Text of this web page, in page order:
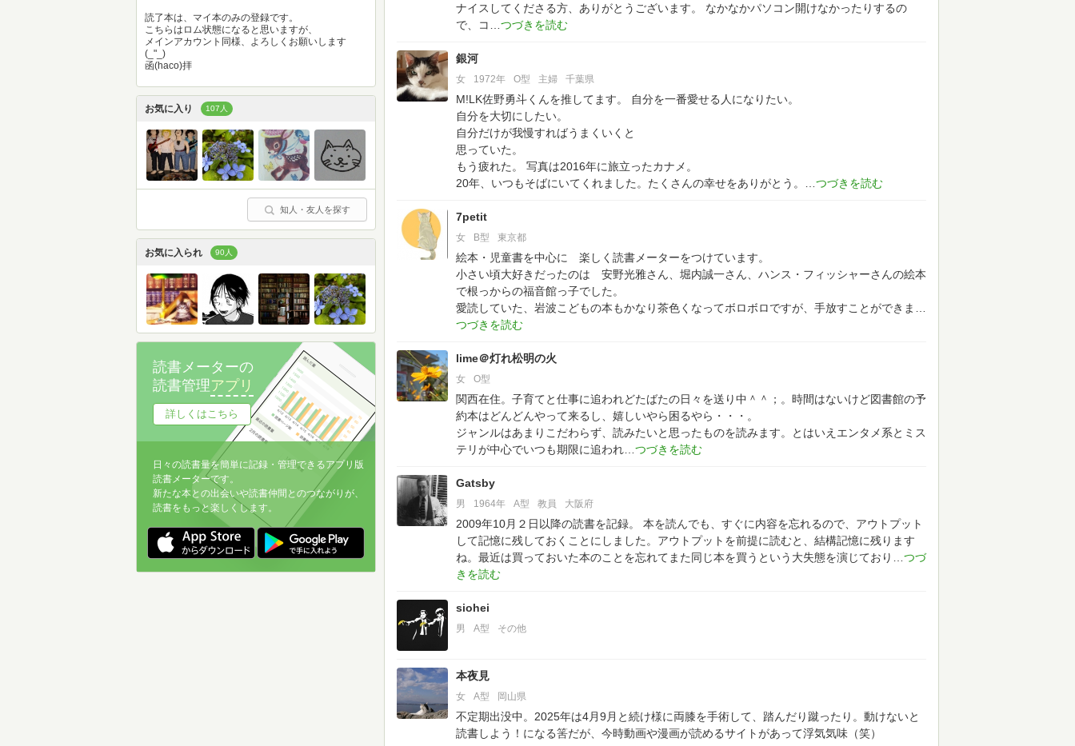
ナイスしてくださる方、ありがとうございます。
なかなかパソコン開けなかったりするの
で、コ
銀河
女 1972年 O型 主婦 千葉県
M!LK佐野勇斗くんを推してます。
自分を一番愛せる人になりたい。
自分を大切にしたい。
自分だけが我慢すればうまくいくと
思っていた。
もう疲れた。
写真は2016年に旅立ったカナメ。
20年、いつもそばにいてくれました。たくさんの幸せをありがとう。
7petit
女 B型 東京都
絵本・児童書を中心に 楽しく読書メーターをつけています。
小さい頃大好きだったのは 安野光雅さん、堀内誠一さん、ハンス・フィッシャーさんの絵本
で根っからの福音館っ子でした。
愛読していた、岩波こどもの本もかなり茶色くなってボロボロですが、手放すことができま
lime＠灯れ松明の火
女 O型
関西在住。子育てと仕事に追われどたばたの日々を送り中＾＾；。時間はないけど図書館の予
約本はどんどんやって来るし、嬉しいやら困るやら・・・。
ジャンルはあまりこだわらず、読みたいと思ったものを読みます。とはいえエンタメ系とミス
テリが中心でいつも期限に追われ
Gatsby
男 1964年 A型 教員 大阪府
2009年10月２日以降の読書を記録。
本を読んでも、すぐに内容を忘れるので、アウトプット
して記憶に残しておくことにしました。アウトプットを前提に読むと、結構記憶に残ります
ね。最近は買っておいた本のことを忘れてまた同じ本を買うという大失態を演じており
siohei
男 A型 その他
本夜見
女 A型 岡山県
不定期出没中。2025年は4月9月と続け様に両膝を手術して、踏んだり蹴ったり。動けないと
読書しよう！になる筈だが、今時動画や漫画が読めるサイトがあって浮気気味（笑）
読了本は、マイ本のみの登録です。
こちらはロム状態になると思いますが、
メインアカウント同様、よろしくお願いします
(_"_)
函(haco)拝
お気に入り 107人
知人・友人を探す
お気に入られ 90人
読書メーターの
読書管理アプリ
詳しくはこちら
日々の読書量を簡単に記録・管理できるアプリ版
読書メーターです。
新たな本との出会いや読書仲間とのつながりが、
読書をもっと楽しくします。